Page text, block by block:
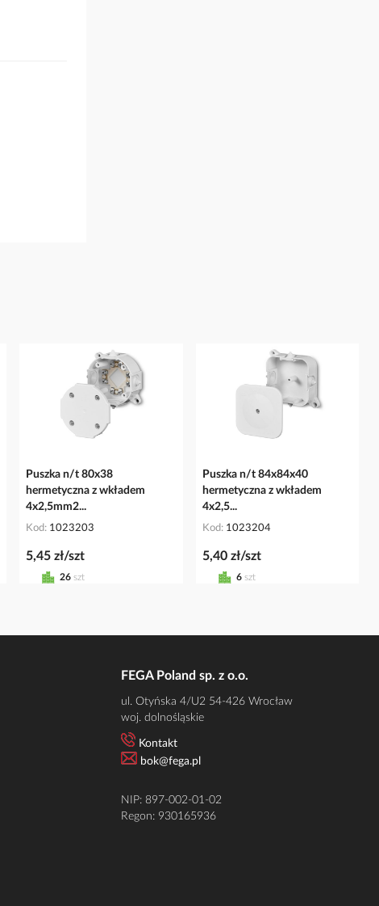
Puszka n/t 80x38
hermetyczna z wkładem
4x2,5mm2...
Kod 1023203
5,45 zł/szt
26 szt
Puszka n/t 84x84x40
hermetyczna z wkładem
4x2,5...
Kod 1023204
5,40 zł/szt
6 szt
FEGA Poland sp. z o.o.
ul. Otyńska 4/U2 54-426 Wrocław
woj. dolnośląskie
Kontakt
bok@fega.pl
NIP: 897-002-01-02
Regon: 930165936